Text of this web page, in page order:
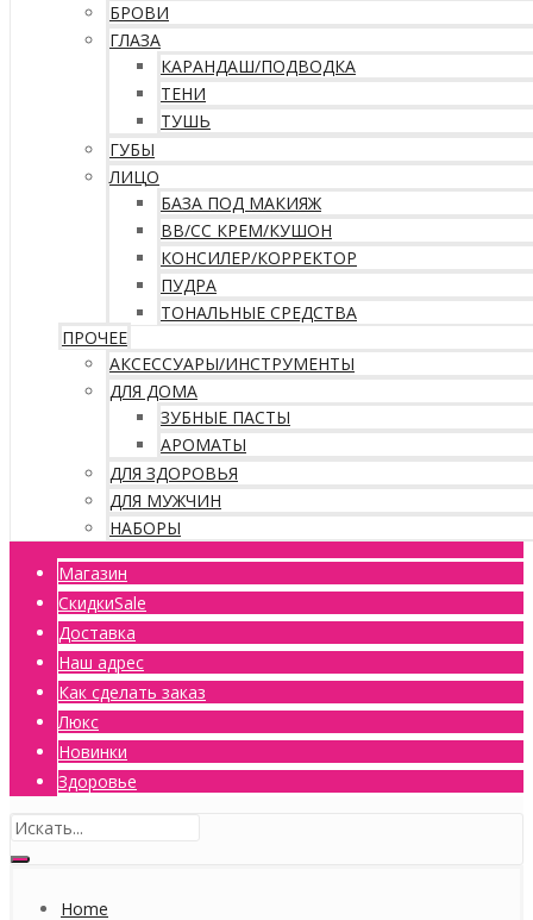
БРОВИ
ГЛАЗА
КАРАНДАШ/ПОДВОДКА
ТЕНИ
ТУШЬ
ГУБЫ
ЛИЦО
БАЗА ПОД МАКИЯЖ
ВВ/CC КРЕМ/КУШОН
КОНСИЛЕР/КОРРЕКТОР
ПУДРА
ТОНАЛЬНЫЕ СРЕДСТВА
ПРОЧЕЕ
АКСЕССУАРЫ/ИНСТРУМЕНТЫ
ДЛЯ ДОМА
ЗУБНЫЕ ПАСТЫ
АРОМАТЫ
ДЛЯ ЗДОРОВЬЯ
ДЛЯ МУЖЧИН
НАБОРЫ
Магазин
СкидкиSale
Доставка
Наш адрес
Как сделать заказ
Люкс
Новинки
Здоровье
Home